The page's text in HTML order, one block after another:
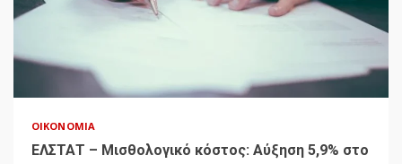
ΟΙΚΟΝΟΜΊΑ
ΕΛΣΤΑΤ – Μισθολογικό κόστος: Αύξηση 5,9% στο